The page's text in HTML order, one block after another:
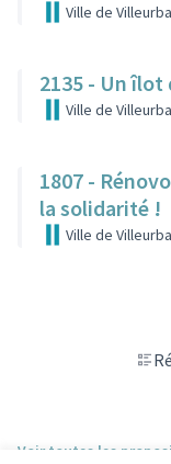
Ville de
2135 - Un îlot
Ville de
1807 -
la solidarité !
Ville de
Voir toutes les